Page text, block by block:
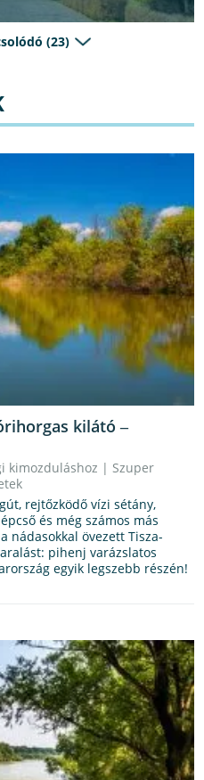
(23)
kilátó ‒
kimozduláshoz | Szuper
rejtőzködő vízi sétány,
és még számos más
nádasokkal övezett Tisza-
pihenj varázslatos
egyik legszebb részén!